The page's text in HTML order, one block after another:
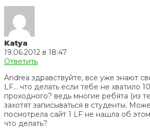
Katya
19.06.2012 в 18:47
Ответить
Andrea здравствуйте, все уже знают
LF… что делать если тебе не хватило
проходного? ведь многие ребята (из
захотят записываться в студенты.
посмотрела сайт 1 LF не нашла об
что делать?